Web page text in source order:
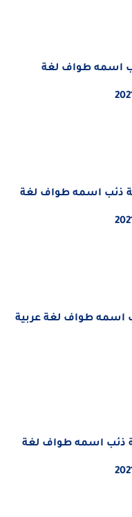
اسمه طواف لغة
ذئب اسمه طواف لغة
اسمه طواف لغة عربية
ذئب اسمه طواف لغة